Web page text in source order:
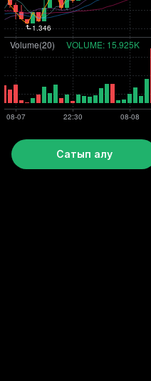
Сатып алу